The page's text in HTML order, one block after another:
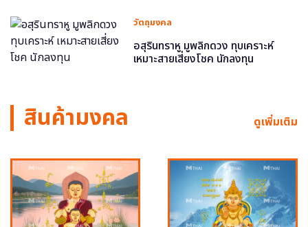
วัตถุมงคล
อสุรินทราหู มูพลิกดวง ทุบเคราะห์
เหมาะสายเสี่ยงโชค นักลงทุน
สินค้ามงคล ดูเพิ่มเติม